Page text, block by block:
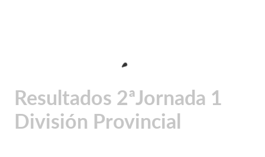
Resultados 2ªJornada 1
División Provincial